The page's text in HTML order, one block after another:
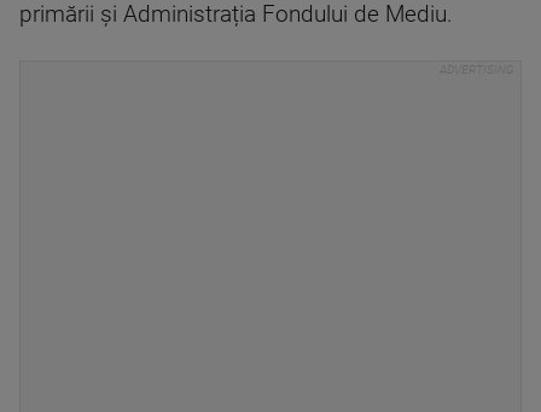
primării și Administrația Fondului de Mediu.